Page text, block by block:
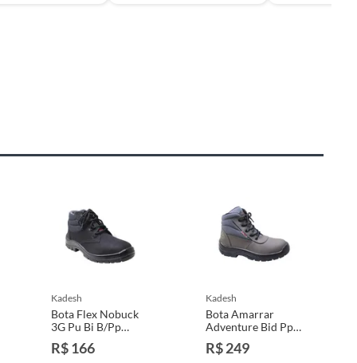
kadesh
Bota Flex Nobuck
3G Pu Bi B/Pp
Preta 36 Kadesh
R$ 166
kadesh
Bota Amarrar
Adventure Bid Pp
Cinza 39 Kadesh
R$ 249